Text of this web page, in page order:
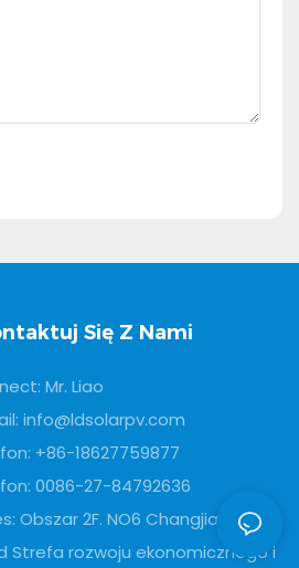
Się Z Nami
Mr. Liao
info@ldsolarpv.com
+86-18627759877
0086-27-84792636
Obszar 2F. NO6 Changjiang
Strefa rozwoju ekonomicznego i